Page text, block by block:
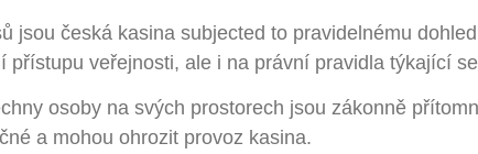
jsou česká kasina subjected to pravidelnému
veřejnosti, ale i na právní pravidla týkající
osoby na svých prostorech jsou zákonně
a mohou ohrozit provoz kasina.